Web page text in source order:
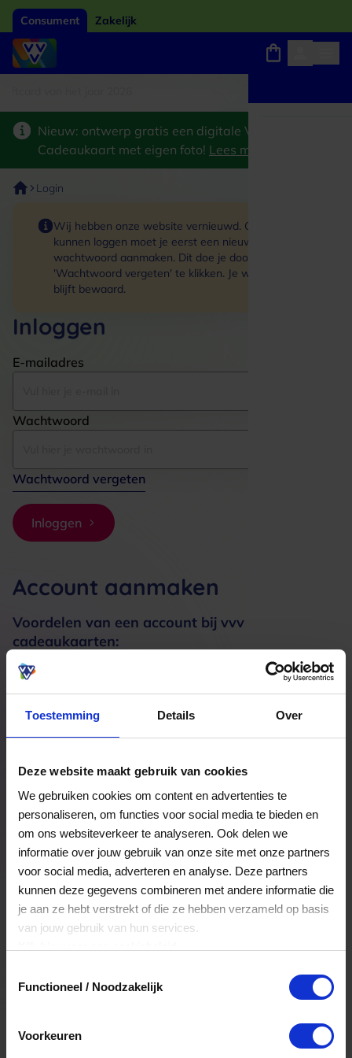
Toestemming Details Over
Deze website maakt gebruik van cookies
We gebruiken cookies om content en advertenties te
personaliseren, om functies voor social media te bieden en
om ons websiteverkeer te analyseren. Ook delen we
informatie over jouw gebruik van onze site met onze partners
voor social media, adverteren en analyse. Deze partners
kunnen deze gegevens combineren met andere informatie die
je aan ze hebt verstrekt of die ze hebben verzameld op basis
van jouw gebruik van hun services.
Functioneel / Noodzakelijk
Voorkeuren
Consument Zakelijk
Nieuw: ontwerp gratis een digitale VVV
Cadeaukaart met eigen foto! Lees meer
Login
Wij hebben onze website vernieuwd. Om in te
kunnen loggen moet je eerst een nieuw
wachtwoord aanmaken. Dit doe je door op de link
'Wachtwoord vergeten' te klikken. Je winkelmand
blijft bewaard.
Inloggen
E-mailadres
Wachtwoord
Wachtwoord vergeten
Inloggen
Account aanmaken
Voordelen van een account bij vvv
cadeaukaarten:
Meerdere adressen registreren
Een bestelling volgen
Nog veel meer...
Maak account aan